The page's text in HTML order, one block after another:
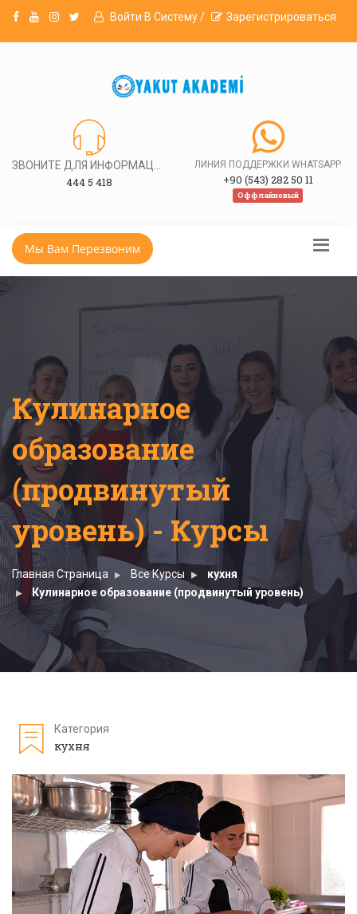
Войти В Систему / Зарегистрироваться
444 5 418
ЛИНИЯ ПОДДЕРЖКИ WHATSAPP
+90 (543) 282 50 11
Оффлайновый
Мы Вам Перезвоним
Кулинарное
образование
(продвинутый
уровень) - Курсы
Главная Страница Все Курсы
кухня
Кулинарное образование (продвинутый уровень)
Категория
кухня